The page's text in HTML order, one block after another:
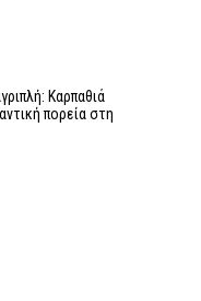
Καρπαθιά
πορεία στη